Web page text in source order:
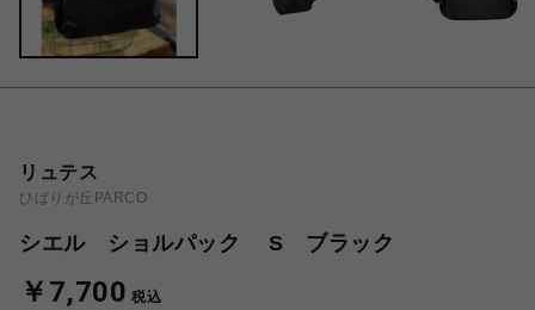
リュテス
ひばりが丘PARCO
シエル ショルパック S ブラック
￥7,700 税込